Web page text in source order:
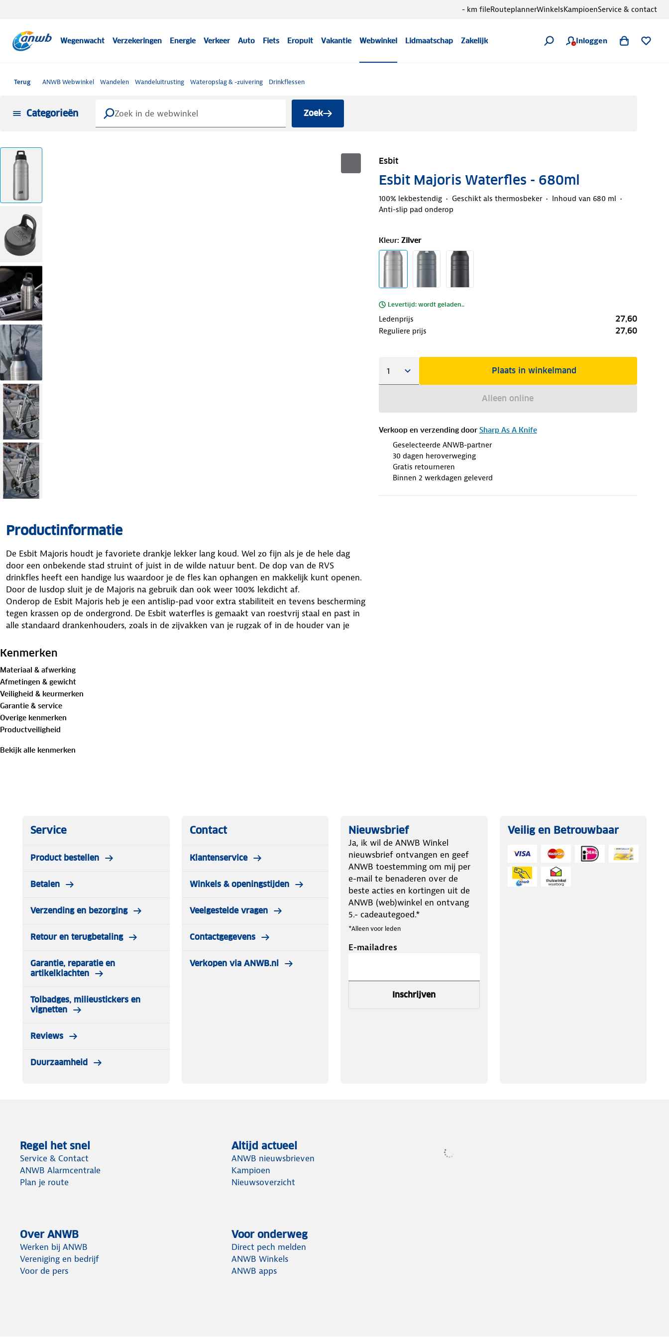
Wegenwacht Verzekeringen Energie Verkeer Auto Fiets Eropuit Vakantie Webwinkel Lidmaatschap Zakelijk Inloggen
- km fileRouteplannerWinkelsKampioenService & contact
Terug ANWB Webwinkel Wandelen Wandeluitrusting Wateropslag & -zuivering Drinkflessen
Categorieën Zoek
Esbit
Esbit Majoris Waterfles - 680ml
100% lekbestendig Geschikt als thermosbeker
Inhoud van 680 ml
Anti-slip pad onderop
Kleur: Zilver
Levertijd: wordt geladen..
Ledenprijs 27,60
Reguliere prijs 27,60
Plaats in winkelmand
Alleen online
Verkoop en verzending door Sharp As A Knife
Geselecteerde ANWB-partner
30 dagen heroverweging
Gratis retourneren
Binnen 2 werkdagen geleverd
Productinformatie
De Esbit Majoris houdt je favoriete drankje lekker lang koud. Wel zo fijn als je de hele dag
door een onbekende stad struint of juist in de wilde natuur bent. De dop van de RVS
drinkfles heeft een handige lus waardoor je de fles kan ophangen en makkelijk kunt openen.
Door de lusdop sluit je de Majoris na gebruik dan ook weer 100% lekdicht af.
Onderop de Esbit Majoris heb je een antislip-pad voor extra stabiliteit en tevens bescherming
tegen krassen op de ondergrond. De Esbit waterfles is gemaakt van roestvrij staal en past in
alle standaard drankenhouders, zoals in de zijvakken van je rugzak of in de houder van je
Kenmerken
Materiaal & afwerking
Afmetingen & gewicht
Veiligheid & keurmerken
Garantie & service
Overige kenmerken
Productveiligheid
Bekijk alle kenmerken
Service
Product bestellen
Betalen
Verzending en bezorging
Retour en terugbetaling
Garantie, reparatie en
artikelklachten
Tolbadges, milieustickers en
vignetten
Reviews
Duurzaamheid
Contact
Klantenservice
Winkels & openingstijden
Veelgestelde vragen
Contactgegevens
Verkopen via ANWB.nl
Nieuwsbrief
Ja, ik wil de ANWB Winkel
nieuwsbrief ontvangen en geef
ANWB toestemming om mij per
e-mail te benaderen over de
beste acties en kortingen uit de
ANWB (web)winkel en ontvang
5.- cadeautegoed.*
*Alleen voor leden
E-mailadres
Inschrijven
Veilig en Betrouwbaar
Regel het snel
Service & Contact
ANWB Alarmcentrale
Plan je route
Altijd actueel
ANWB nieuwsbrieven
Kampioen
Nieuwsoverzicht
Over ANWB
Werken bij ANWB
Vereniging en bedrijf
Voor de pers
Voor onderweg
Direct pech melden
ANWB Winkels
ANWB apps